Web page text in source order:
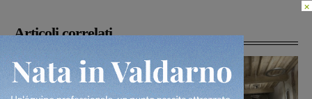
Articoli correlati
×